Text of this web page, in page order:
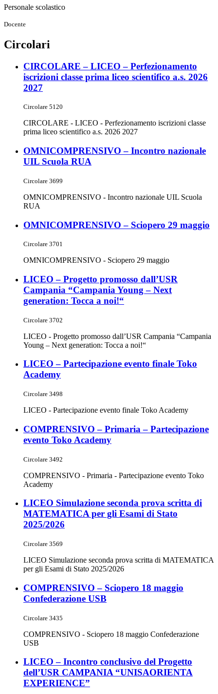
Personale scolastico
Docente
Circolari
CIRCOLARE – LICEO – Perfezionamento
iscrizioni classe prima liceo scientifico a.s. 2026
2027
Circolare 5120
CIRCOLARE - LICEO - Perfezionamento iscrizioni classe
prima liceo scientifico a.s. 2026 2027
OMNICOMPRENSIVO – Incontro nazionale
UIL Scuola RUA
Circolare 3699
OMNICOMPRENSIVO - Incontro nazionale UIL Scuola
RUA
OMNICOMPRENSIVO – Sciopero 29 maggio
Circolare 3701
OMNICOMPRENSIVO - Sciopero 29 maggio
LICEO – Progetto promosso dall’USR
Campania “Campania Young – Next
generation: Tocca a noi!“
Circolare 3702
LICEO - Progetto promosso dall’USR Campania “Campania
Young – Next generation: Tocca a noi!“
LICEO – Partecipazione evento finale Toko
Academy
Circolare 3498
LICEO - Partecipazione evento finale Toko Academy
COMPRENSIVO – Primaria – Partecipazione
evento Toko Academy
Circolare 3492
COMPRENSIVO - Primaria - Partecipazione evento Toko
Academy
LICEO Simulazione seconda prova scritta di
MATEMATICA per gli Esami di Stato
2025/2026
Circolare 3569
LICEO Simulazione seconda prova scritta di MATEMATICA
per gli Esami di Stato 2025/2026
COMPRENSIVO – Sciopero 18 maggio
Confederazione USB
Circolare 3435
COMPRENSIVO - Sciopero 18 maggio Confederazione
USB
LICEO – Incontro conclusivo del Progetto
dell’USR CAMPANIA “UNISAORIENTA
EXPERIENCE”